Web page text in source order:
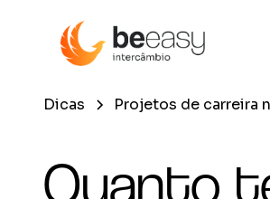
Dicas Projetos de carreira
Quanto